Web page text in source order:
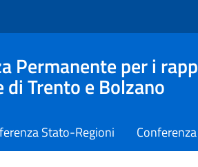
Permanente per i
Trento e Bolzano
Stato-Regioni